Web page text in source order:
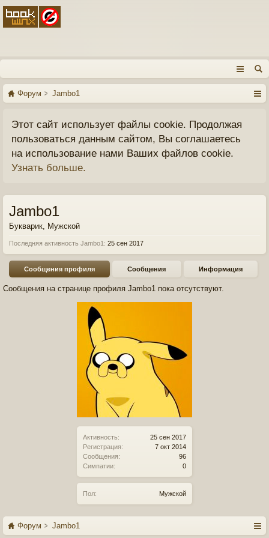
Форум Jambo1
Этот сайт использует файлы cookie. Продолжая
пользоваться данным сайтом, Вы соглашаетесь
на использование нами Ваших файлов cookie.
Узнать больше.
Активность:
25 сен 2017
Регистрация:
7 окт 2014
Сообщения:
96
Симпатии:
0
Пол: Мужской
Jambo1
Букварик, Мужской
Последняя активность Jambo1: 25 сен 2017
Сообщения профиля Сообщения Информация
Сообщения на странице профиля Jambo1 пока отсутствуют.
Форум Jambo1